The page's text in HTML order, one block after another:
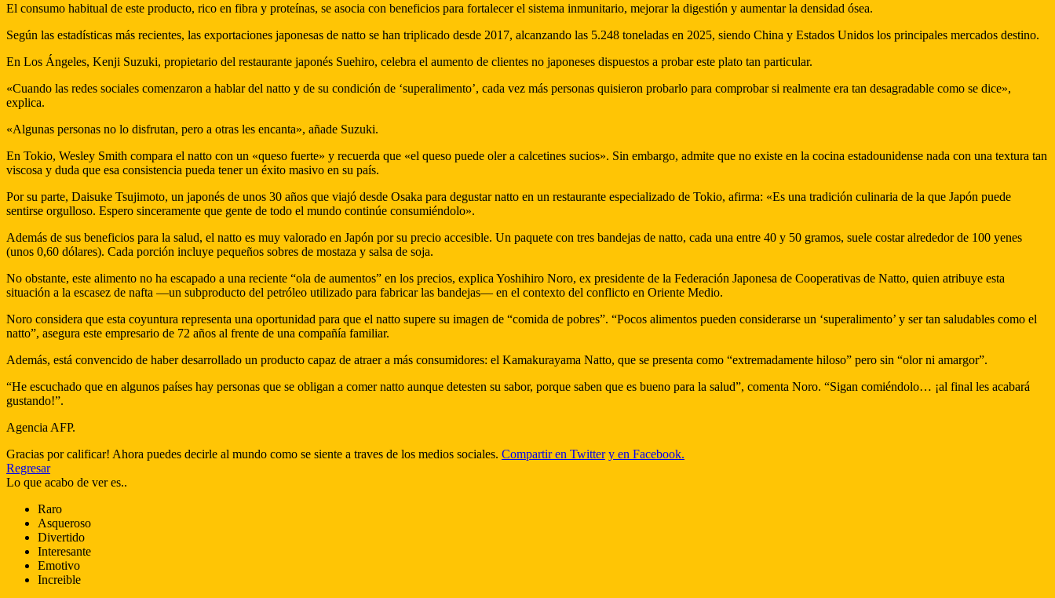
El consumo habitual de este producto, rico en fibra y proteínas, se asocia con beneficios para fortalecer el sistema inmunitario, mejorar la digestión y aumentar la densidad ósea.
Según las estadísticas más recientes, las exportaciones japonesas de natto se han triplicado desde 2017, alcanzando las 5.248 toneladas en 2025, siendo China y Estados Unidos los principales mercados destino.
En Los Ángeles, Kenji Suzuki, propietario del restaurante japonés Suehiro, celebra el aumento de clientes no japoneses dispuestos a probar este plato tan particular.
«Cuando las redes sociales comenzaron a hablar del natto y de su condición de ‘superalimento’, cada vez más personas quisieron probarlo para comprobar si realmente era tan desagradable como se dice»,
explica.
«Algunas personas no lo disfrutan, pero a otras les encanta», añade Suzuki.
En Tokio, Wesley Smith compara el natto con un «queso fuerte» y recuerda que «el queso puede oler a calcetines sucios». Sin embargo, admite que no existe en la cocina estadounidense nada con una textura tan
viscosa y duda que esa consistencia pueda tener un éxito masivo en su país.
Por su parte, Daisuke Tsujimoto, un japonés de unos 30 años que viajó desde Osaka para degustar natto en un restaurante especializado de Tokio, afirma: «Es una tradición culinaria de la que Japón puede
sentirse orgulloso. Espero sinceramente que gente de todo el mundo continúe consumiéndolo».
Además de sus beneficios para la salud, el natto es muy valorado en Japón por su precio accesible. Un paquete con tres bandejas de natto, cada una entre 40 y 50 gramos, suele costar alrededor de 100 yenes
(unos 0,60 dólares). Cada porción incluye pequeños sobres de mostaza y salsa de soja.
No obstante, este alimento no ha escapado a una reciente “ola de aumentos” en los precios, explica Yoshihiro Noro, ex presidente de la Federación Japonesa de Cooperativas de Natto, quien atribuye esta
situación a la escasez de nafta —un subproducto del petróleo utilizado para fabricar las bandejas— en el contexto del conflicto en Oriente Medio.
Noro considera que esta coyuntura representa una oportunidad para que el natto supere su imagen de “comida de pobres”. “Pocos alimentos pueden considerarse un ‘superalimento’ y ser tan saludables como el
natto”, asegura este empresario de 72 años al frente de una compañía familiar.
Además, está convencido de haber desarrollado un producto capaz de atraer a más consumidores: el Kamakurayama Natto, que se presenta como “extremadamente hiloso” pero sin “olor ni amargor”.
“He escuchado que en algunos países hay personas que se obligan a comer natto aunque detesten su sabor, porque saben que es bueno para la salud”, comenta Noro. “Sigan comiéndolo… ¡al final les acabará
gustando!”.
Agencia AFP.
Gracias por calificar! Ahora puedes decirle al mundo como se siente a traves de los medios sociales. Compartir en Twitter y en Facebook.
Regresar
Lo que acabo de ver es..
Raro
Asqueroso
Divertido
Interesante
Emotivo
Increible